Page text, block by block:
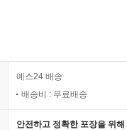
예스24 배송
배송비 : 무료배송
안전하고 정확한 포장을 위